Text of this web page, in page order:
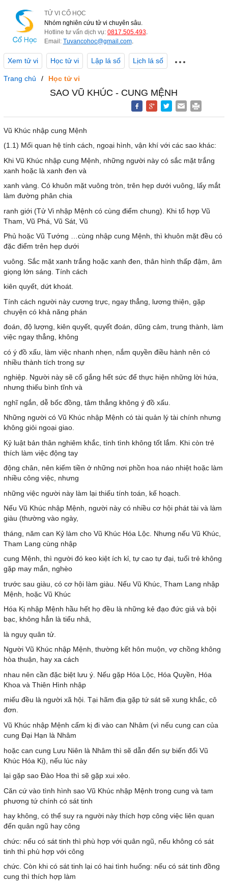
TỬ VI CỔ HỌC
Nhóm nghiên cứu tử vi chuyên sâu.
Hotline tư vấn dịch vụ: 0817.505.493.
Email: Tuvancohoc@gmail.com.
Xem tử vi Học tử vi Lập lá số Lịch lá số
Trang chủ Học tử vi
SAO VŨ KHÚC - CUNG MỆNH
Vũ Khúc nhập cung Mệnh
(1.1) Mối quan hệ tính cách, ngoại hình, vận khí với các sao khác:
Khi Vũ Khúc nhập cung Mệnh, những người này có sắc mặt trắng
xanh hoặc là xanh đen và
xanh vàng. Có khuôn mặt vuông tròn, trên hẹp dưới vuông, lấy mắt
làm đường phân chia
ranh giới (Tử Vi nhập Mệnh có cùng điểm chung). Khi tổ hợp Vũ
Tham, Vũ Phá, Vũ Sát, Vũ
Phủ hoặc Vũ Tướng …cùng nhập cung Mệnh, thì khuôn mặt đều có
đặc điểm trên hẹp dưới
vuông. Sắc mặt xanh trắng hoặc xanh đen, thân hình thấp đậm, âm
giọng lớn sáng. Tính cách
kiên quyết, dứt khoát.
Tính cách người này cương trực, ngay thẳng, lương thiện, gặp
chuyện có khả năng phán
đoán, độ lượng, kiên quyết, quyết đoán, dũng cảm, trung thành, làm
việc ngay thẳng, không
có ý đồ xấu, làm việc nhanh nhẹn, nắm quyền điều hành nên có
nhiều thành tích trong sự
nghiệp. Người này sẽ cố gắng hết sức để thực hiện những lời hứa,
nhưng thiếu bình tĩnh và
nghĩ ngắn, dễ bốc đồng, tâm thẳng không ý đồ xấu.
Những người có Vũ Khúc nhập Mệnh có tài quản lý tài chính nhưng
không giỏi ngoại giao.
Kỷ luật bản thân nghiêm khắc, tính tình không tốt lắm. Khi còn trẻ
thích làm việc động tay
động chân, nên kiếm tiền ở những nơi phồn hoa náo nhiệt hoặc làm
nhiều công việc, nhưng
những việc người này làm lại thiếu tính toán, kế hoạch.
Nếu Vũ Khúc nhập Mệnh, người này có nhiều cơ hội phát tài và làm
giàu (thường vào ngày,
tháng, năm can Kỷ làm cho Vũ Khúc Hóa Lộc. Nhưng nếu Vũ Khúc,
Tham Lang cùng nhập
cung Mệnh, thì người đó keo kiệt ích kỉ, tự cao tự đại, tuổi trẻ không
gặp may mắn, nghèo
trước sau giàu, có cơ hội làm giàu. Nếu Vũ Khúc, Tham Lang nhập
Mệnh, hoặc Vũ Khúc
Hóa Kị nhập Mệnh hầu hết họ đều là những kẻ đạo đức giả và bội
bạc, không hẳn là tiểu nhâ,
là ngụy quân tử.
Người Vũ Khúc nhập Mệnh, thường kết hôn muộn, vợ chồng không
hòa thuận, hay xa cách
nhau nên cần đặc biệt lưu ý. Nếu gặp Hóa Lộc, Hóa Quyền, Hóa
Khoa và Thiên Hình nhập
miếu đều là người xã hội. Tại hãm địa gặp tứ sát sẽ xung khắc, cô
đơn.
Vũ Khúc nhập Mệnh cấm kị đi vào can Nhâm (vì nếu cung can của
cung Đại Hạn là Nhâm
hoặc can cung Lưu Niên là Nhâm thì sẽ dẫn đến sự biến đổi Vũ
Khúc Hóa Kị), nếu lúc này
lại gặp sao Đào Hoa thì sẽ gặp xui xẻo.
Căn cứ vào tình hình sao Vũ Khúc nhập Mệnh trong cung và tam
phương tứ chính có sát tinh
hay không, có thể suy ra người này thích hợp công việc liên quan
đến quân ngũ hay công
chức: nếu có sát tinh thì phù hợp với quân ngũ, nếu không có sát
tinh thì phù hợp với công
chức. Còn khi có sát tinh lại có hai tình huống: nếu có sát tinh đồng
cung thì thích hợp làm